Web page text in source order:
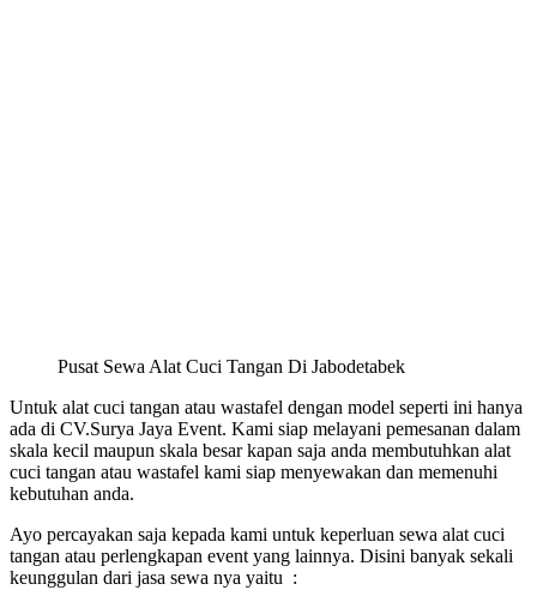
Pusat Sewa Alat Cuci Tangan Di Jabodetabek
Untuk alat cuci tangan atau wastafel dengan model seperti ini hanya
ada di CV.Surya Jaya Event. Kami siap melayani pemesanan dalam
skala kecil maupun skala besar kapan saja anda membutuhkan alat
cuci tangan atau wastafel kami siap menyewakan dan memenuhi
kebutuhan anda.
Ayo percayakan saja kepada kami untuk keperluan sewa alat cuci
tangan atau perlengkapan event yang lainnya. Disini banyak sekali
keunggulan dari jasa sewa nya yaitu :